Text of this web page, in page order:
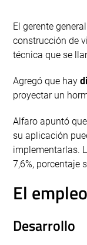
El gerente
construcción de
técnica que se
Agregó que hay
proyectar un
Alfaro apuntó que
su aplicación
implementarlas.
7,6%, porcentaje
El
Desarrollo